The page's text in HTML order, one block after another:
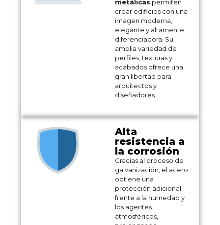
metálicas permiten
crear edificios con una
imagen moderna,
elegante y altamente
diferenciadora. Su
amplia variedad de
perfiles, texturas y
acabados ofrece una
gran libertad para
arquitectos y
diseñadores.
Alta
resistencia a
la corrosión
Gracias al proceso de
galvanización, el acero
obtiene una
protección adicional
frente a la humedad y
los agentes
atmosféricos,